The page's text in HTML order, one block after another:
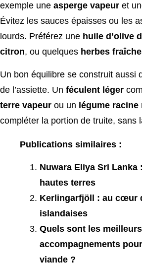
exemple une asperge vapeur et
Évitez les sauces épaisses ou les
lourds. Préférez une huile d’olive
citron, ou quelques herbes
Un bon équilibre se construit aussi
de l’assiette. Un féculent léger
terre vapeur ou un légume racine
compléter la portion de truite, sans
Publications similaires :
Nuwara Eliya Sri Lanka
hautes terres
Kerlingarfjöll : au cœur
islandaises
Quels sont les meilleurs
accompagnements
viande ?